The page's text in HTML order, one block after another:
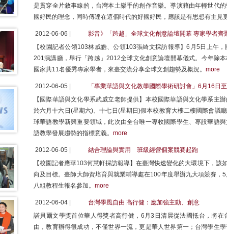
是貫穿全片敘事線的，台灣本土樂手的創作音樂。導演藉由年輕世代
國好民的理念，同時傳達在這個時代的好國好民，應該是有思想有主見
2012-06-06 |
影音》「跨越」全球文化創意論壇開幕 專家學者齊
【校園記者公領103林威皓、公領103張綺文採訪報導】6月5日上午
201演講廳，舉行「跨越」2012全球文化創意論壇開幕儀式。今年除
國家共11名優秀專家學者，來臺交流分享全球文創趨勢及概況。 more
2012-06-05 |
「專業華語與文化教學國際學術研討會」6月16日
【國際華語與文化學系武威立老師提供】本校國際華語與文化學系主
於六月十六日(星期六)、十七日(星期日)假本校教育大樓二樓國際會議
球華語教學新興重要領域，此次由全台唯一專收國際學生、專設華語
語教學發展趨勢的指標意義。 more
2012-06-05 |
結合理論與實用 班級經營個案競賽起跑
【校園記者應華103何慧軒採訪報導】在臺灣快速變化的大環境下，該
向及目標。臺師大師資培育與就業輔導處在100年度舉辦九大項競賽，
八組教程生報名參加。 more
2012-06-04 |
台灣學風自由 高行健：應加強主動、創意
諾貝爾文學獎首位華人得獎者高行健，6月3日清晨從法國抵台，將在
由，教育辦得很成功，不僅世界一流，更是華人世界第一；台灣學生